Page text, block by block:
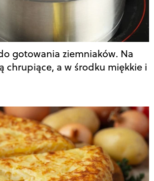
gotowania ziemniaków. Na
chrupiące, a w środku miękkie i